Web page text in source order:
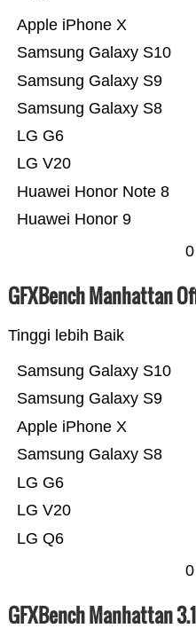
Huawei Honor 9
Huawei Honor Note 8
LG V20
LG G6
Samsung Galaxy S8
Samsung Galaxy S9
Samsung Galaxy S10
Apple iPhone X
0
GFXBench Manhattan
Tinggi lebih Baik
LG Q6
LG V20
LG G6
Samsung Galaxy S8
Apple iPhone X
Samsung Galaxy S9
Samsung Galaxy S10
0
GFXBench Manhattan 3.1